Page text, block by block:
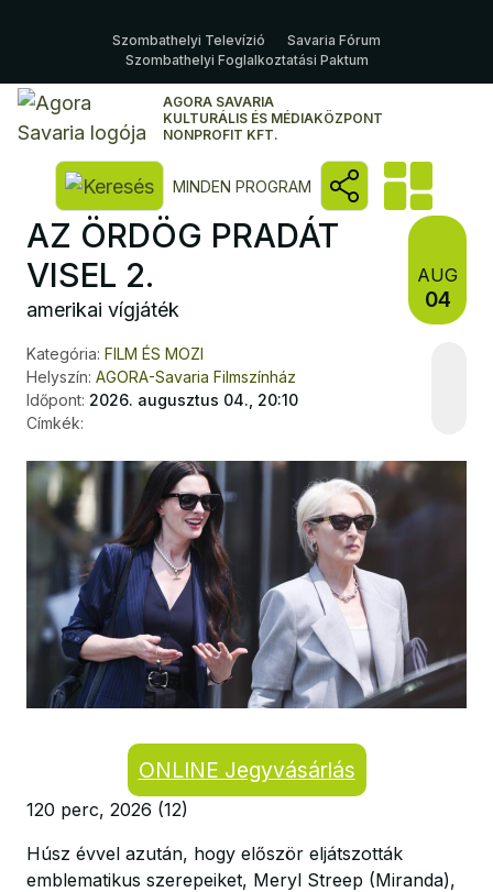
Szombathelyi Televízió
Savaria Fórum
Szombathelyi Foglalkoztatási Paktum
AGORA SAVARIA
KULTURÁLIS ÉS MÉDIAKÖZPONT
NONPROFIT KFT.
Kereső megnyitása
MINDEN PROGRAM
AZ ÖRDÖG PRADÁT
VISEL 2.
amerikai vígjáték
AUG
04
Kategória: FILM ÉS MOZI
Helyszín: AGORA-Savaria Filmszínház
Időpont: 2026. augusztus 04., 20:10
Címkék:
ONLINE Jegyvásárlás
120 perc, 2026 (12)
Húsz évvel azután, hogy először eljátszották
emblematikus szerepeiket, Meryl Streep (Miranda),